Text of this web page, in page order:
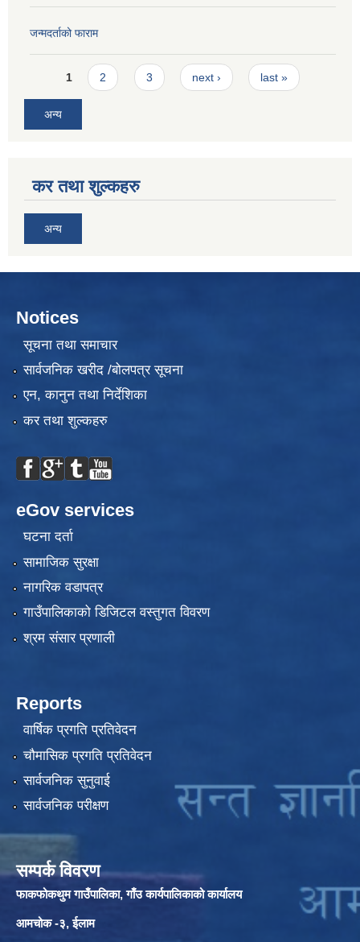
जन्मदर्ताको फाराम
Pages
1 2 3 next › last »
अन्य
कर तथा शुल्कहरु
अन्य
Notices
सूचना तथा समाचार
सार्वजनिक खरीद /बोलपत्र सूचना
एन, कानुन तथा निर्देशिका
कर तथा शुल्कहरु
eGov services
घटना दर्ता
सामाजिक सुरक्षा
नागरिक वडापत्र
गाउँपालिकाको डिजिटल वस्तुगत विवरण
श्रम संसार प्रणाली
Reports
वार्षिक प्रगति प्रतिवेदन
चौमासिक प्रगति प्रतिवेदन
सार्वजनिक सुनुवाई
सार्वजनिक परीक्षण
सम्पर्क विवरण
फाकफोकथुम गाउँपालिका, गाँउ कार्यपालिकाको कार्यालय
आमचोक -३, ईलाम